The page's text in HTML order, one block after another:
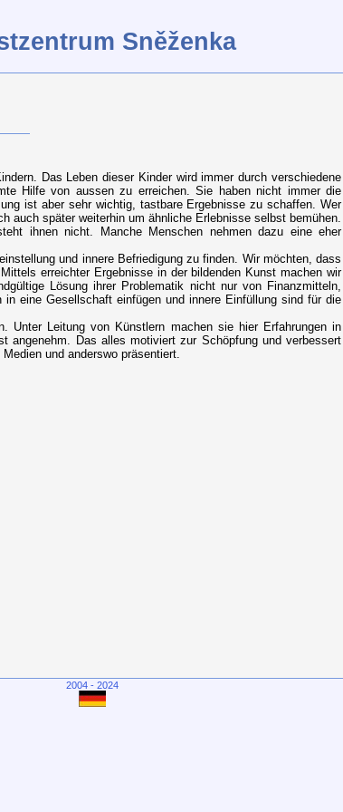
Sněženka
Das Leben dieser Kinder wird immer durch verschiedene
Hilfe von aussen zu erreichen. Sie haben nicht immer die
ist aber sehr wichtig, tastbare Ergebnisse zu schaffen. Wer
auch später weiterhin um ähnliche Erlebnisse selbst bemühen.
ihnen nicht. Manche Menschen nehmen dazu eine eher
und innere Befriedigung zu finden. Wir möchten, dass
erreichter Ergebnisse in der bildenden Kunst machen wir
Lösung ihrer Problematik nicht nur von Finanzmitteln,
eine Gesellschaft einfügen und innere Einfüllung sind für die
Unter Leitung von Künstlern machen sie hier Erfahrungen in
angenehm. Das alles motiviert zur Schöpfung und verbessert
und anderswo präsentiert.
2004 - 2024